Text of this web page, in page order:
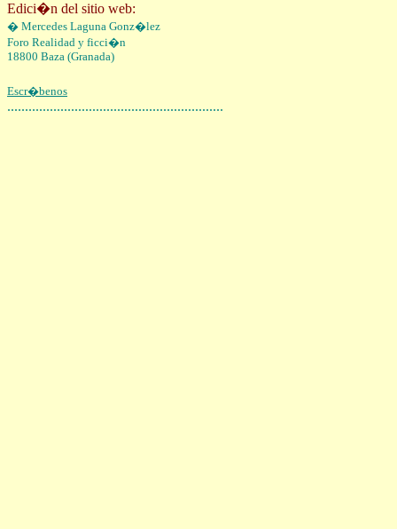
Edici�n del sitio web:
� Mercedes Laguna Gonz�lez
Foro Realidad y ficci�n
18800 Baza (Granada)
Escr�benos
.............................................................